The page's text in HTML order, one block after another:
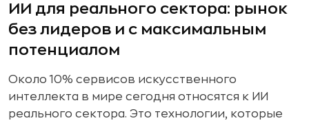
ИИ для реального сектора: рынок
без лидеров и с максимальным
потенциалом
Около 10% сервисов искусственного
интеллекта в мире сегодня относятся к ИИ
реального сектора. Это технологии, которые